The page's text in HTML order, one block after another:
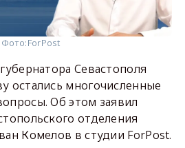
Фото:ForPost
Севастополя
остались многочисленные
Об этом заявил
отделения
Комелов в студии ForPost.